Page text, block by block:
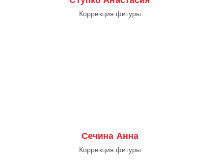
Коррекция фигуры
Сечина Анна
Коррекция фигуры